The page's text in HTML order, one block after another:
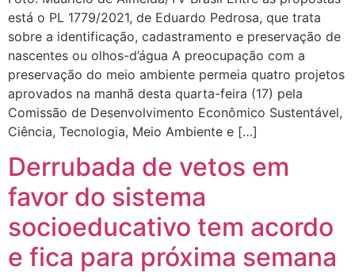
está o PL 1779/2021, de Eduardo Pedrosa, que trata
sobre a identificação, cadastramento e preservação de
nascentes ou olhos-d’água A preocupação com a
preservação do meio ambiente permeia quatro projetos
aprovados na manhã desta quarta-feira (17) pela
Comissão de Desenvolvimento Econômico Sustentável,
Ciência, Tecnologia, Meio Ambiente e […]
Derrubada de vetos em
favor do sistema
socioeducativo tem acordo
e fica para próxima semana